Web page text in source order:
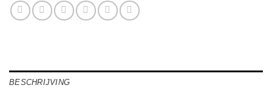
BESCHRIJVING